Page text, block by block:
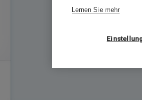
Lernen Sie mehr